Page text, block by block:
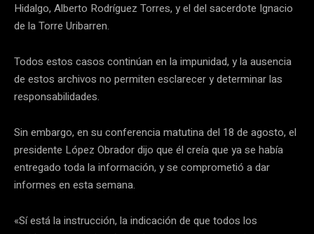
Hidalgo, Alberto Rodríguez Torres, y el del sacerdote Ignacio
de la Torre Uribarren.
Todos estos casos continúan en la impunidad, y la ausencia
de estos archivos no permiten esclarecer y determinar las
responsabilidades.
Sin embargo, en su conferencia matutina del 18 de agosto, el
presidente López Obrador dijo que él creía que ya se había
entregado toda la información, y se comprometió a dar
informes en esta semana.
«Sí está la instrucción, la indicación de que todos los